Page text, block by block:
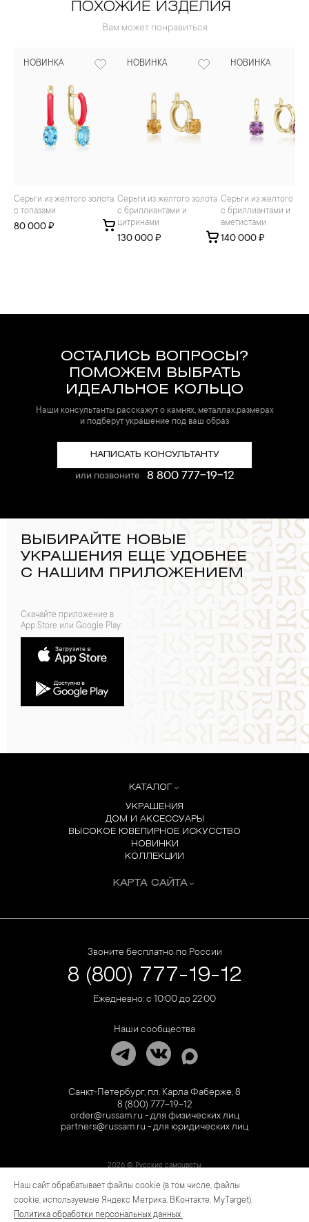
ПОХОЖИЕ ИЗДЕЛИЯ
Вам может понравиться
НОВИНКА
Серьги из желтого золота
с топазами
80 000 ₽
НОВИНКА
Серьги из желтого золота
с бриллиантами и
цитринами
130 000 ₽
НОВИНКА
Серьги из желтого золота
с бриллиантами и
аметистами
140 000 ₽
ОСТАЛИСЬ ВОПРОСЫ?
ПОМОЖЕМ ВЫБРАТЬ
ИДЕАЛЬНОЕ КОЛЬЦО
Наши консультанты расскажут о камнях, металлах,размерах
и подберут украшение под ваш образ
НАПИСАТЬ КОНСУЛЬТАНТУ
или позвоните 8 800 777-19-12
ВЫБИРАЙТЕ НОВЫЕ
УКРАШЕНИЯ ЕЩЕ УДОБНЕЕ
С НАШИМ ПРИЛОЖЕНИЕМ
Скачайте приложение в
App Store или Google Play:
КАТАЛОГ
УКРАШЕНИЯ
ДОМ И АКСЕССУАРЫ
ВЫСОКОЕ ЮВЕЛИРНОЕ ИСКУССТВО
НОВИНКИ
КОЛЛЕКЦИИ
КАРТА САЙТА
Звоните бесплатно по России
8 (800) 777-19-12
Ежедневно: с 10:00 до 22:00
Наши сообщества
Санкт-Петербург, пл. Карла Фаберже, 8
8 (800) 777-19-12
order@russam.ru - для физических лиц
partners@russam.ru - для юридических лиц
2026 © Русские самоцветы
Предложение не является публичной офертой. Цены на сайте и в розничной сети
могут отличаться. Информация на сайте о товаре носит рекламный характер и
расценивается как приглашение делать оферты на основании п.1 ст. 437
Наш сайт обрабатывает файлы cookie (в том числе, файлы
cookie, используемые Яндекс Метрика, ВКонтакте, MyTarget).
Политика обработки персональных данных .